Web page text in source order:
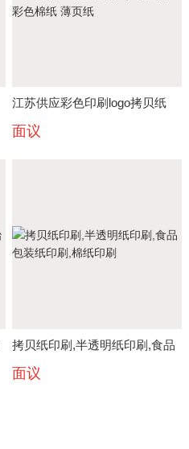
江苏供应彩色印刷logo拷贝纸
彩色棉纸 薄页纸
面议
拷贝纸印刷,半透明纸印刷,食品
包装纸印刷,棉纸印刷
面议